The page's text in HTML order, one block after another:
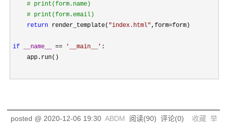
# print(form.name)
# print(form.email)
return render_template( "index.html",form=form)
if __name__ == ' __main__ ' :
    app.run()
posted @ 2020-12-06 19:30 ABDM 阅读(90) 评论(0) 收藏 举